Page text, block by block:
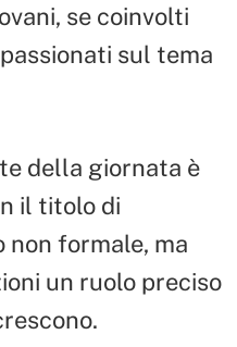
se coinvolti
sul tema
della giornata è
il titolo di
non formale, ma
un ruolo preciso